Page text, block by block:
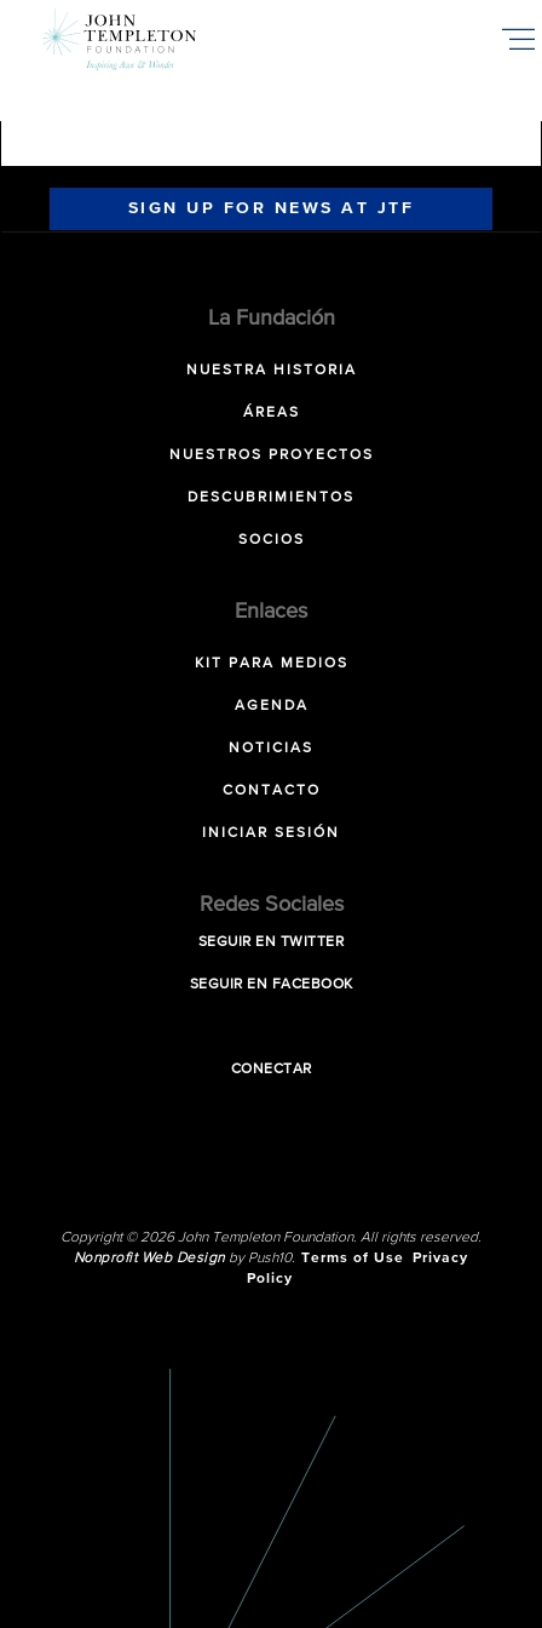
SIGN UP FOR NEWS AT JTF
La Fundación
NUESTRA HISTORIA
ÁREAS
NUESTROS PROYECTOS
DESCUBRIMIENTOS
SOCIOS
Enlaces
KIT PARA MEDIOS
AGENDA
NOTICIAS
CONTACTO
INICIAR SESIÓN
Redes Sociales
SEGUIR EN TWITTER
SEGUIR EN FACEBOOK
CONECTAR
Copyright © 2026 John Templeton Foundation. All rights reserved.
Nonprofit Web Designby Push10. Terms of Use
Privacy
Policy